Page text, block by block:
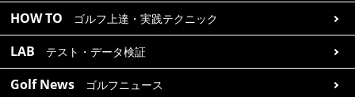
HOW TO ゴルフ上達・実践テクニック
LAB テスト・データ検証
Golf News ゴルフニュース